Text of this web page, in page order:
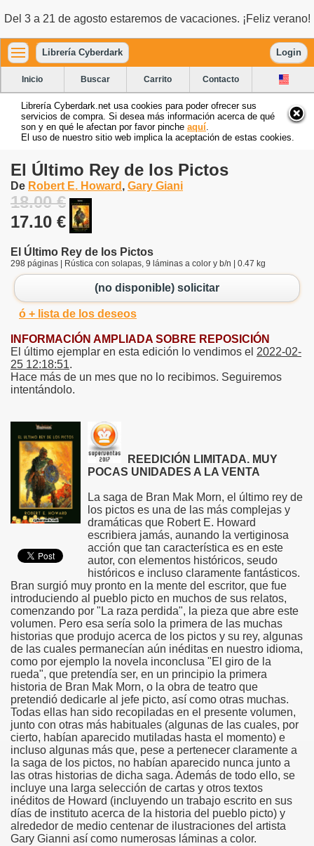
Del 3 a 21 de agosto estaremos de vacaciones. ¡Feliz verano!
Librería Cyberdark Login
Inicio Buscar Carrito Contacto
Librería Cyberdark.net usa cookies para poder ofrecer sus
servicios de compra. Si desea más información acerca de qué
son y en qué le afectan por favor pinche aquí
El uso de nuestro sitio web implica la aceptación de estas cookies.
El Último Rey de los Pictos
De Robert E. Howard , Gary Giani
18.00 €
17.10 €
El Último Rey de los Pictos
298 páginas | Rústica con solapas, 9 láminas a color y b/n | 0.47 kg
(no disponible) solicitar
ó + lista de los deseos
INFORMACIÓN AMPLIADA SOBRE REPOSICIÓN
El último ejemplar en esta edición lo vendimos el 2022-02-
25 12:18:51.
Hace más de un mes que no lo recibimos. Seguiremos
intentándolo.
REEDICIÓN LIMITADA. MUY
POCAS UNIDADES A LA VENTA
La saga de Bran Mak Morn, el último rey de
los pictos es una de las más complejas y
dramáticas que Robert E. Howard
escribiera jamás, aunando la vertiginosa
acción que tan característica es en este
autor, con elementos históricos, seudo
históricos e incluso claramente fantásticos.
Bran surgió muy pronto en la mente del escritor, que fue
introduciendo al pueblo picto en muchos de sus relatos,
comenzando por "La raza perdida", la pieza que abre este
volumen. Pero esa sería solo la primera de las muchas
historias que produjo acerca de los pictos y su rey, algunas
de las cuales permanecían aún inéditas en nuestro idioma,
como por ejemplo la novela inconclusa "El giro de la
rueda", que pretendía ser, en un principio la primera
historia de Bran Mak Morn, o la obra de teatro que
pretendió dedicarle al jefe picto, así como otras muchas.
Todas ellas han sido recopiladas en el presente volumen,
junto con otras más habituales (algunas de las cuales, por
cierto, habían aparecido mutiladas hasta el momento) e
incluso algunas más que, pese a pertenecer claramente a
la saga de los pictos, no habían aparecido nunca junto a
las otras historias de dicha saga. Además de todo ello, se
incluye una larga selección de cartas y otros textos
inéditos de Howard (incluyendo un trabajo escrito en sus
días de instituto acerca de la historia del pueblo picto) y
alrededor de medio centenar de ilustraciones del artista
Gary Gianni así como numerosas láminas a color.